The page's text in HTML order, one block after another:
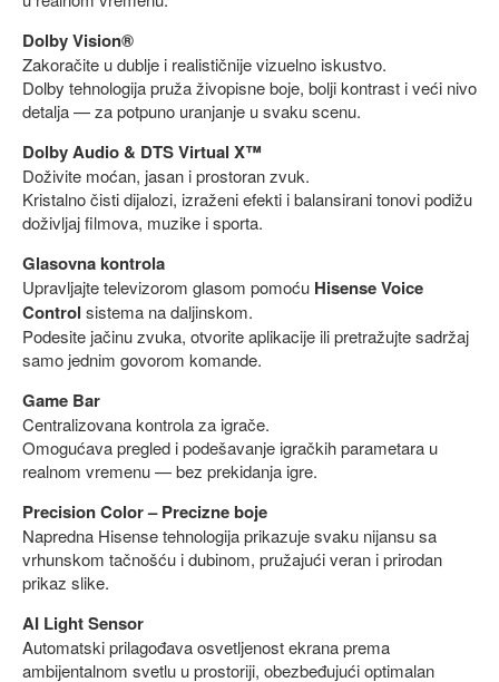
Dolby Vision®
Zakoračite u dublje i realističnije vizuelno iskustvo.
Dolby tehnologija pruža živopisne boje, bolji kontrast i veći nivo
detalja — za potpuno uranjanje u svaku scenu.
Dolby Audio & DTS Virtual X™
Doživite moćan, jasan i prostoran zvuk.
Kristalno čisti dijalozi, izraženi efekti i balansirani tonovi podižu
doživljaj filmova, muzike i sporta.
Glasovna kontrola
Upravljajte televizorom glasom pomoću Hisense Voice
Control sistema na daljinskom.
Podesite jačinu zvuka, otvorite aplikacije ili pretražujte sadržaj
samo jednim govorom komande.
Game Bar
Centralizovana kontrola za igrače.
Omogućava pregled i podešavanje igračkih parametara u
realnom vremenu — bez prekidanja igre.
Precision Color – Precizne boje
Napredna Hisense tehnologija prikazuje svaku nijansu sa
vrhunskom tačnošću i dubinom, pružajući veran i prirodan
prikaz slike.
AI Light Sensor
Automatski prilagođava osvetljenost ekrana prema
ambijentalnom svetlu u prostoriji, obezbeđujući optimalan